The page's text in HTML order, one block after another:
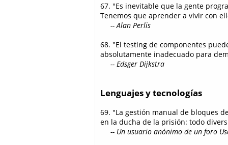
67. "Es inevitable que la gente
Tenemos que aprender a vivir con
-- Alan Perlis
68. "El testing de componentes
absolutamente inadecuado para
-- Edsger Dijkstra
Lenguajes y tecnologías
69. "La gestión manual de bloques
en la ducha de la prisión: todo
-- Un usuario anónimo de un foro